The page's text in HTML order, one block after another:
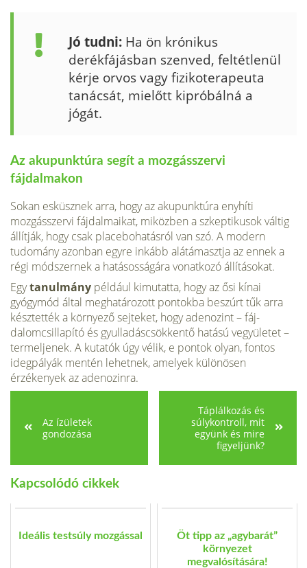
Jó tudni: Ha ön krónikus
derékfájásban szenved, feltétlenül
kérje orvos vagy fizikoterapeuta
tanácsát, mielőtt kipróbálná a
jógát.
Az akupunktúra segít a mozgásszervi
fájdalmakon
Sokan esküsznek arra, hogy az akupunk­túra enyhíti
mozgásszervi fájdalmaikat, miközben a szkeptikusok váltig
állítják, hogy csak placebohatásról van szó. A mo­dern
tudomány azonban egyre inkább alátámasztja az ennek a
régi módszernek a hatásosságára vonatkozó állításokat.
Egytanulmány például kimutatta, hogy az ősi kínai
gyógymód által meghatáro­zott pontokba beszúrt tűk arra
késztették a környező sejteket, hogy adenozint – fáj­
dalomcsillapító és gyulladáscsökkentő ha­tású vegyületet –
termeljenek. A kutatók úgy vélik, e pontok olyan, fontos
ideg­pályák mentén lehetnek, amelyek különö­sen
érzékenyek az adenozinra.
Az ízületek
gondozása
Táplálkozás és
súlykontroll, mit
együnk és mire
figyeljünk?
Kapcsolódó cikkek
Ideális testsúly mozgással
Öt tipp az „agybarát”
környezet
megvalósítására!